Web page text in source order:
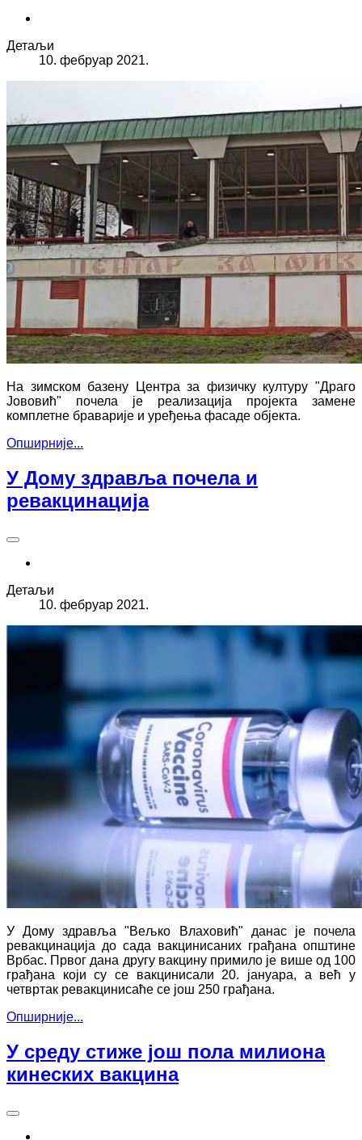
Детаљи
10. фебруар 2021.
На зимском базену Центра за физичку културу "Драго
Јововић" почела је реализација пројекта замене
комплетне браварије и уређења фасаде објекта.
Опширније...
У Дому здравља почела и
ревакцинација
Детаљи
10. фебруар 2021.
У Дому здравља "Вељко Влаховић" данас је почела
ревакцинација до сада вакцинисаних грађана општине
Врбас. Првог дана другу вакцину примило је више од 100
грађана који су се вакцинисали 20. јануара, а већ у
четвртак ревакцинисаће се још 250 грађана.
Опширније...
У среду стиже још пола милиона
кинеских вакцина